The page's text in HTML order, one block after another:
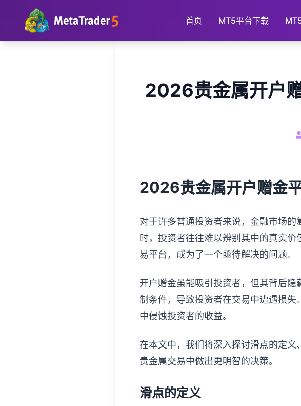
首页 MT5平台下载
首页 > 贵金属投资百科 >
2026贵金属开户
2026贵金属开户赠金
对于许多普通投资者来说，金融市场
时，投资者往往难以辨别其中的真实
易平台，成为了一个亟待解决的问题。
开户赠金虽能吸引投资者，但其背后
制条件，导致投资者在交易中遭遇损
中侵蚀投资者的收益。
在本文中，我们将深入探讨滑点的定
贵金属交易中做出更明智的决策。
滑点的定义